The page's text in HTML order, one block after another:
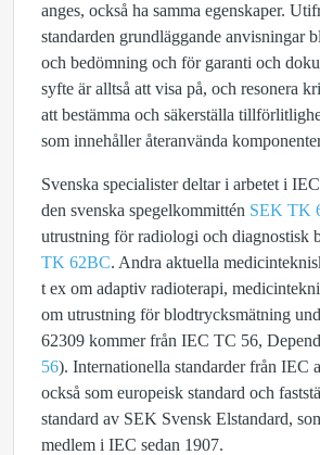
anges, också ha samma egenskaper.
standarden grundläggande anvisningar
och bedömning och för garanti och
syfte är alltså att visa på, och resonera
att bestämma och säkerställa
som innehåller återanvända
Svenska specialister deltar i arbetet i
den svenska spegelkommittén SEK TK
utrustning för radiologi och diagnostisk
TK 62BC. Andra aktuella
t ex om adaptiv radioterapi,
om utrustning för blodtrycksmätning
62309 kommer från IEC TC 56,
56). Internationella standarder från IEC
också som europeisk standard och
standard av SEK Svensk Elstandard,
medlem i IEC sedan 1907.